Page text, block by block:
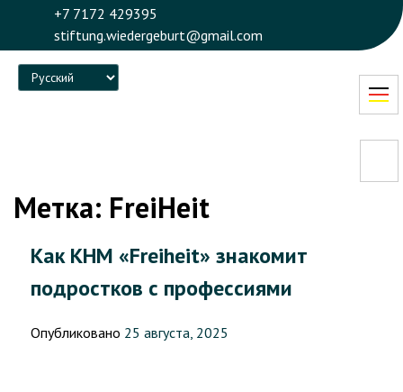
+7 7172 429395
stiftung.wiedergeburt@gmail.com
Language
Метка: FreiHeit
Как КНМ «Freiheit» знакомит
подростков с профессиями
Опубликовано 25 августа, 2025